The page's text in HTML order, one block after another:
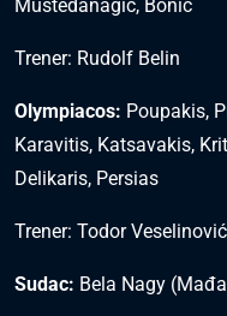
Mustedanagić, Bonić
Trener: Rudolf Belin
Olympiacos: Poupakis,
Karavitis, Katsavakis,
Delikaris, Persias
Trener: Todor Veselinović
Sudac: Bela Nagy